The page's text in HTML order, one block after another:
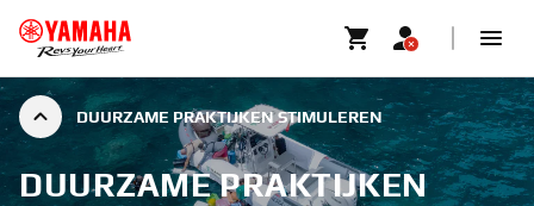
DUURZAME PRAKTIJKEN STIMULEREN
DUURZAME PRAKTIJKEN